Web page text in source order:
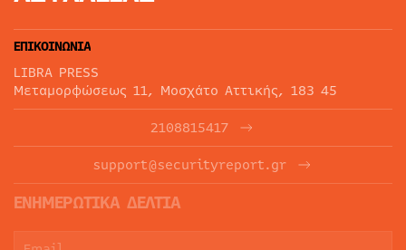
ΕΠΙΚΟΙΝΩΝΙΑ
LIBRA PRESS
Μεταμορφώσεως 11, Μοσχάτο Αττικής, 183 45
2108815417
support@securityreport.gr
ΕΝΗΜΕΡΩΤΙΚΑ ΔΕΛΤΙΑ